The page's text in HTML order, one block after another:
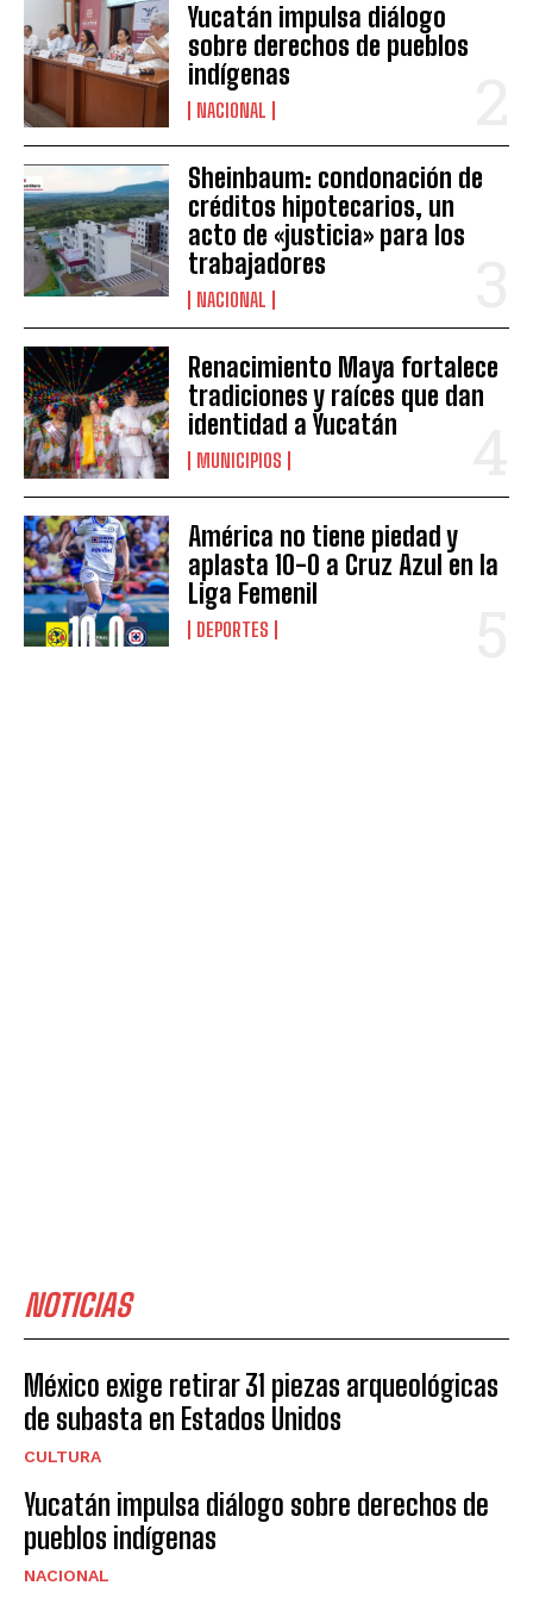
Yucatán impulsa diálogo
sobre derechos de pueblos
indígenas
NACIONAL
Sheinbaum: condonación de
créditos hipotecarios, un
acto de «justicia» para los
trabajadores
NACIONAL
Renacimiento Maya fortalece
tradiciones y raíces que dan
identidad a Yucatán
MUNICIPIOS
América no tiene piedad y
aplasta 10-0 a Cruz Azul en la
Liga Femenil
DEPORTES
NOTICIAS
México exige retirar 31 piezas arqueológicas
de subasta en Estados Unidos
CULTURA
Yucatán impulsa diálogo sobre derechos de
pueblos indígenas
NACIONAL